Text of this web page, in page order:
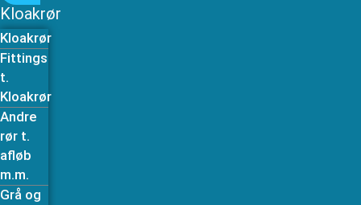
Kloakrør
Kloakrør
Fittings
t.
Kloakrør
Andre
rør t.
afløb
m.m.
Grå og